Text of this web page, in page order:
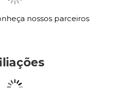
nossos parceiros